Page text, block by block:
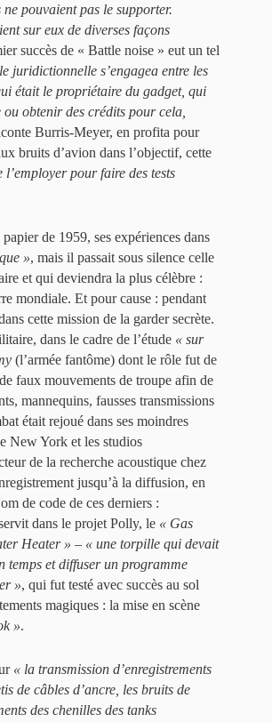
pouvaient pas le supporter.
sur eux de diverses façons
succès de « Battle noise » eut un tel
juridictionnelle s’engagea entre les
était le propriétaire du gadget, qui
obtenir des crédits pour cela,
Burris-Meyer, en profita pour
bruits d’avion dans l’objectif, cette
l’employer pour faire des tests
de 1959, ses expériences dans
», mais il passait sous silence celle
et qui deviendra la plus célèbre :
mondiale. Et pour cause : pendant
cette mission de la garder secrète.
dans le cadre de l’étude « sur
(l’armée fantôme) dont le rôle fut de
faux mouvements de troupe afin de
mannequins, fausses transmissions
était rejoué dans ses moindres
New York et les studios
de la recherche acoustique chez
jusqu’à la diffusion, en
de code de ces derniers :
dans le projet Polly, le « Gas
Heater » – « une torpille qui devait
temps et diffuser un programme
», qui fut testé avec succès au sol
magiques : la mise en scène
».
« la transmission d’enregistrements
de câbles d’ancre, les bruits de
des chenilles des tanks